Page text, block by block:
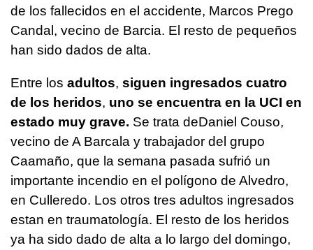
de los fallecidos en el accidente, Marcos Prego
Candal, vecino de Barcia. El resto de pequeños
han sido dados de alta.
Entre los adultos, siguen ingresados cuatro
de los heridos, uno se encuentra en la UCI en
estado muy grave. Se trata deDaniel Couso,
vecino de A Barcala y trabajador del grupo
Caamaño, que la semana pasada sufrió un
importante incendio en el polígono de Alvedro,
en Culleredo. Los otros tres adultos ingresados
estan en traumatología. El resto de los heridos
ya ha sido dado de alta a lo largo del domingo,